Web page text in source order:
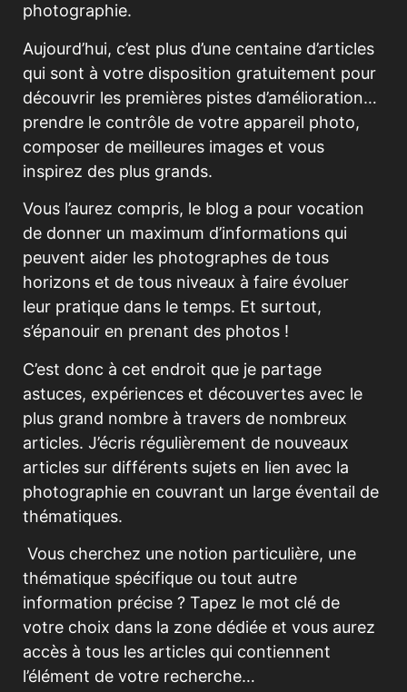
photographie.
Aujourd’hui, c’est plus d’une centaine d’articles
qui sont à votre disposition gratuitement pour
découvrir les premières pistes d’amélioration…
prendre le contrôle de votre appareil photo,
composer de meilleures images et vous
inspirez des plus grands.
Vous l’aurez compris, le blog a pour vocation
de donner un maximum d’informations qui
peuvent aider les photographes de tous
horizons et de tous niveaux à faire évoluer
leur pratique dans le temps. Et surtout,
s’épanouir en prenant des photos !
C’est donc à cet endroit que je partage
astuces, expériences et découvertes avec le
plus grand nombre à travers de nombreux
articles. J’écris régulièrement de nouveaux
articles sur différents sujets en lien avec la
photographie en couvrant un large éventail de
thématiques.
Vous cherchez une notion particulière, une
thématique spécifique ou tout autre
information précise ? Tapez le mot clé de
votre choix dans la zone dédiée et vous aurez
accès à tous les articles qui contiennent
l’élément de votre recherche…